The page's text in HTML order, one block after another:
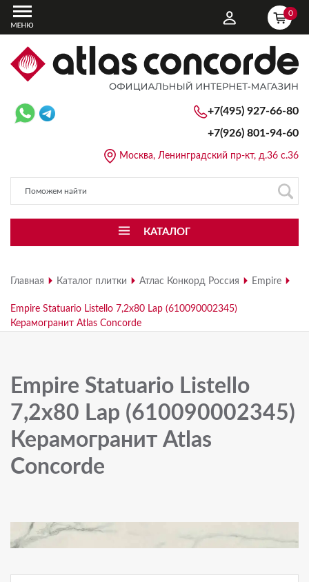
0
Москва, Ленинградский пр-кт, д.36 с.36
КАТАЛОГ
+7(495) 927-66-80
+7(926) 801-94-60
Главная Каталог плитки Атлас Конкорд Россия Empire
Empire Statuario Listello 7,2x80 Lap (610090002345)
Керамогранит Atlas Concorde
Empire Statuario Listello
7,2x80 Lap (610090002345)
Керамогранит Atlas
Concorde